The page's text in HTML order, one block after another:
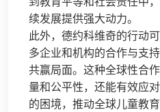
续发展提供强大动力。
此外，德约科维奇的行动
多企业和机构的合作与支
共赢局面。这种全球性合
量和公平性，还能有效应
的困境，推动全球儿童教